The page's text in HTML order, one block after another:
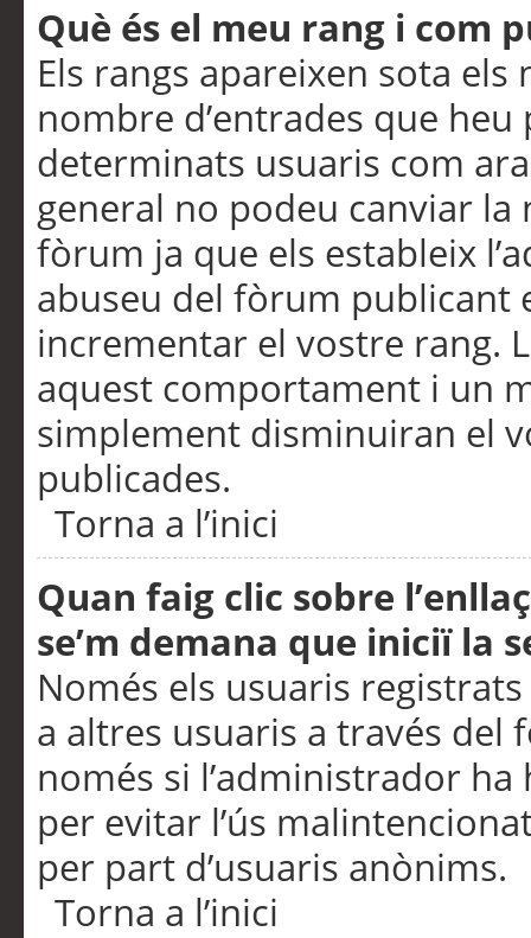
Què és el meu rang i com
Els rangs apareixen sota
nombre d’entrades que
determinats usuaris com
general no podeu canviar
fòrum ja que els estableix
abuseu del fòrum publicant
incrementar el vostre rang.
aquest comportament i un
simplement disminuiran el
publicades.
Torna a l’inici
Quan faig clic sobre
se’m demana que iniciï la
Només els usuaris
a altres usuaris a través
només si l’administrador
per evitar l’ús
per part d’usuaris anònims.
Torna a l’inici